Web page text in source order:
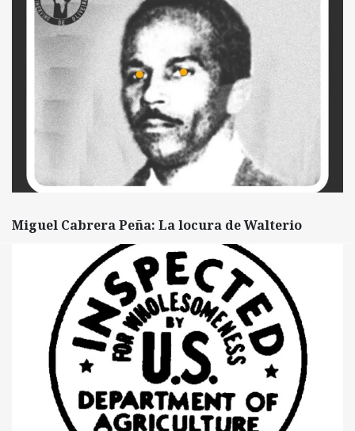
Miguel Cabrera Peña: La locura de Walterio